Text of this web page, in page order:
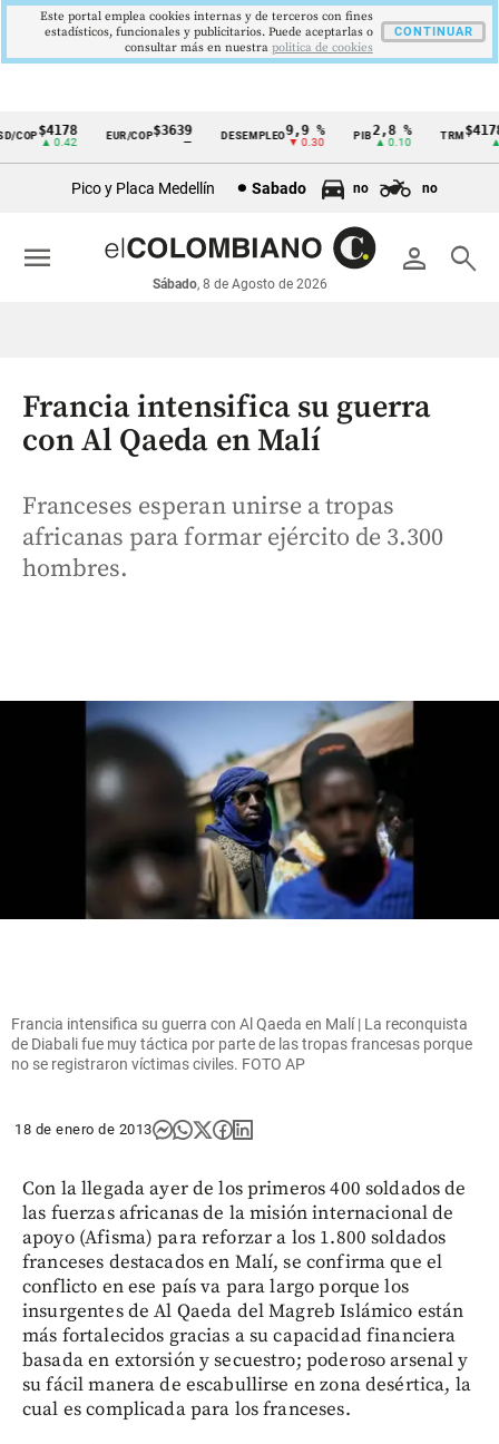
Cintillo
económicos
Colombia
COP$4178
▲ 0.42
EUR/COP$3639 DESEMPLEO 9,9 %
▼ 0.30
PIB2,8 %
▲ 0.10
TRM
▲
Pico y Placa Medellín Sabado no no
person search
Sábado, 8 de Agosto de 2026
menu
Francia intensifica su guerra
con Al Qaeda en Malí
Franceses esperan unirse a tropas
africanas para formar ejército de 3.300
hombres.
Francia intensifica su guerra con Al Qaeda en Malí | La reconquista
de Diabali fue muy táctica por parte de las tropas francesas porque
no se registraron víctimas civiles. FOTO AP
18 de enero de 2013
Con la llegada ayer de los primeros 400 soldados de
las fuerzas africanas de la misión internacional de
apoyo (Afisma) para reforzar a los 1.800 soldados
franceses destacados en Malí, se confirma que el
conflicto en ese país va para largo porque los
insurgentes de Al Qaeda del Magreb Islámico están
más fortalecidos gracias a su capacidad financiera
basada en extorsión y secuestro; poderoso arsenal y
su fácil manera de escabullirse en zona desértica, la
cual es complicada para los franceses.
Este portal emplea cookies internas y de terceros con fines
estadísticos, funcionales y publicitarios. Puede aceptarlas o
consultar más en nuestra politica de cookies
CONTINUAR